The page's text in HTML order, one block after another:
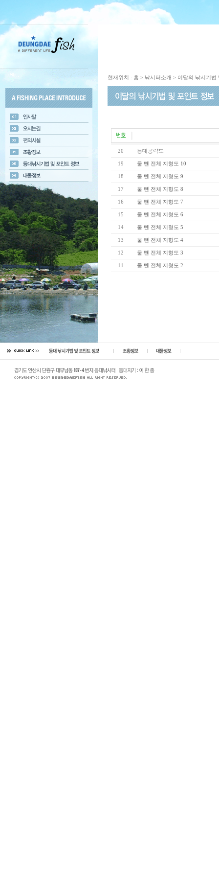
현재위치 : 홈 > 낚시터소개 > 이달의 낚시기법
20 등대공략도
19 물 뺀 전체 지형도 10
18 물 뺀 전체 지형도 9
17 물 뺀 전체 지형도 8
16 물 뺀 전체 지형도 7
15 물 뺀 전체 지형도 6
14 물 뺀 전체 지형도 5
13 물 뺀 전체 지형도 4
12 물 뺀 전체 지형도 3
11 물 뺀 전체 지형도 2